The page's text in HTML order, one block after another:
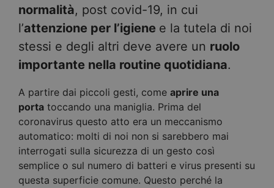
normalità, post covid-19, in cui
l’attenzione per l’igiene e la tutela di noi
stessi e degli altri deve avere un ruolo
importante nella routine quotidiana.
A partire dai piccoli gesti, comeaprire una
porta toccando una maniglia. Prima del
coronavirus questo atto era un meccanismo
automatico: molti di noi non si sarebbero mai
interrogati sulla sicurezza di un gesto così
semplice o sul numero di batteri e virus presenti su
questa superficie comune. Questo perché la